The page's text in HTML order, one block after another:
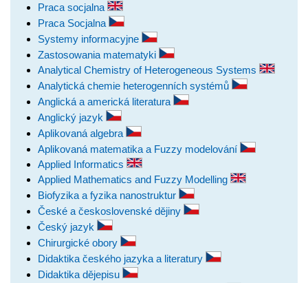
Praca socjalna
Praca Socjalna
Systemy informacyjne
Zastosowania matematyki
Analytical Chemistry of Heterogeneous Systems
Analytická chemie heterogenních systémů
Anglická a americká literatura
Anglický jazyk
Aplikovaná algebra
Aplikovaná matematika a Fuzzy modelování
Applied Informatics
Applied Mathematics and Fuzzy Modelling
Biofyzika a fyzika nanostruktur
České a československé dějiny
Český jazyk
Chirurgické obory
Didaktika českého jazyka a literatury
Didaktika dějepisu